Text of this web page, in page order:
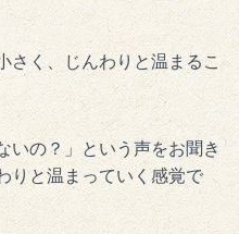
さく、じんわりと温まるこ
いの？」という声をお聞き
りと温まっていく感覚で